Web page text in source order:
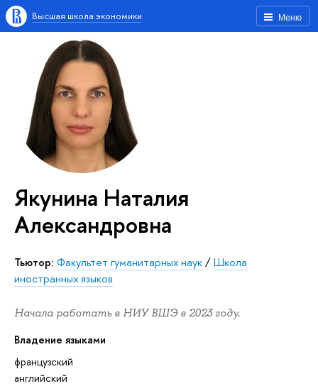
Меню
Высшая школа экономики
Якунина Наталия
Александровна
Тьютор: Факультет гуманитарных наук/Школа
иностранных языков
Начала работать в НИУ ВШЭ в 2023 году.
Владение языками
французский
английский